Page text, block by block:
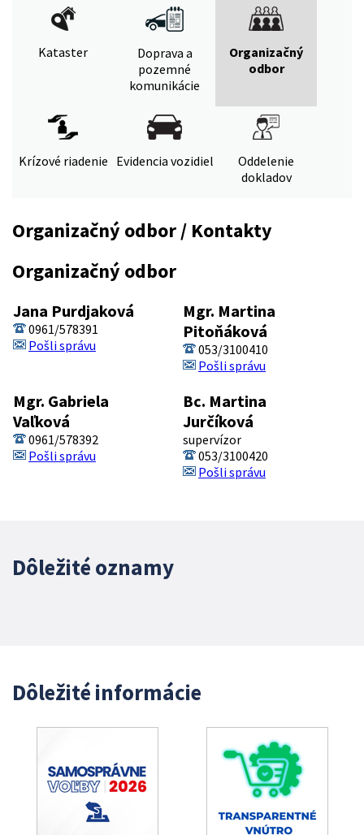
Kataster
Doprava a
pozemné
komunikácie
Organizačný
odbor
Krízové riadenie Evidencia vozidiel
Oddelenie
dokladov
Organizačný odbor / Kontakty
Organizačný odbor
Jana Purdjaková
0961/578391
Pošli správu
Mgr. Martina
Pitoňáková
053/3100410
Pošli správu
Mgr. Gabriela
Vaľková
0961/578392
Pošli správu
Bc. Martina
Jurčíková
supervízor
053/3100420
Pošli správu
Dôležité oznamy
Dôležité informácie